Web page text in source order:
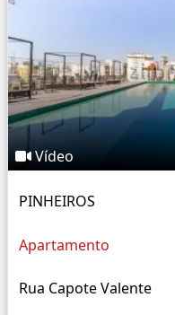
Vídeo
PINHEIROS
Apartamento
Rua Capote Valente